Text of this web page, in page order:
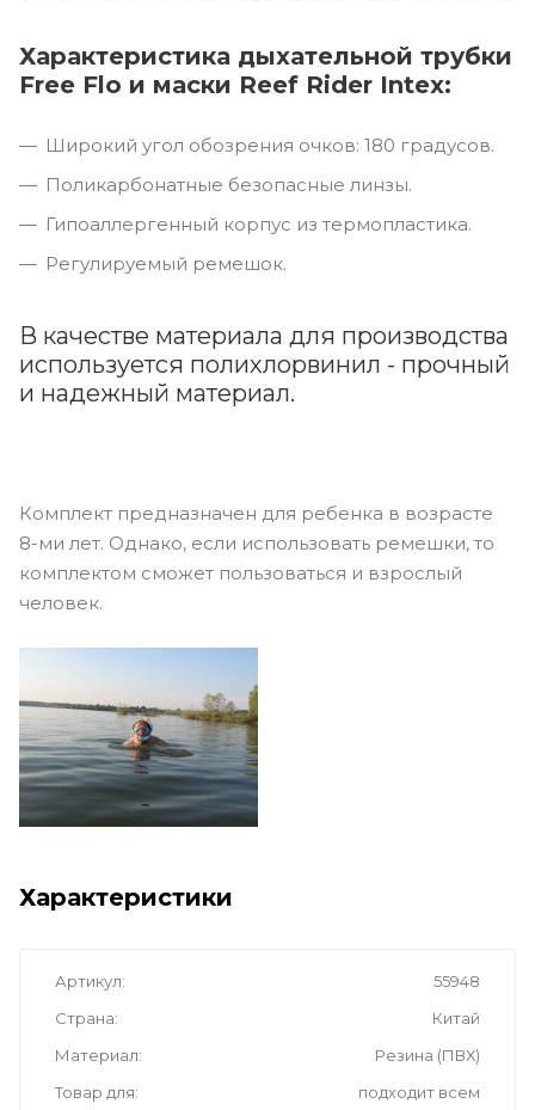
Характеристика дыхательной трубки
Free Flo и маски Reef Rider Intex:
Широкий угол обозрения очков: 180 градусов.
Поликарбонатные безопасные линзы.
Гипоаллергенный корпус из термопластика.
Регулируемый ремешок.
В качестве материала для производства
используется полихлорвинил - прочный
и надежный материал.
Комплект предназначен для ребенка в возрасте
8-ми лет. Однако, если использовать ремешки, то
комплектом сможет пользоваться и взрослый
человек.
Характеристики
Артикул
55948
Страна
Китай
Материал
Резина (ПВХ)
Товар для
подходит всем